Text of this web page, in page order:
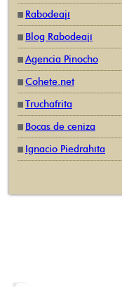
Rabodeají
Blog Rabodeají
Agencia Pinocho
Cohete.net
Truchafrita
Bocas de ceniza
Ignacio Piedrahíta